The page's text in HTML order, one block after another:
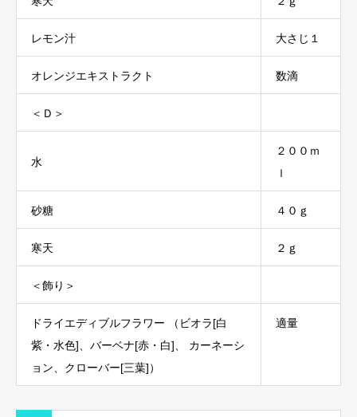
レモン汁 大さじ１
オレンジエキストラクト 数滴
＜Ｄ＞
水
２００ｍ
ｌ
砂糖 ４０ｇ
寒天 ２ｇ
＜飾り＞
ドライエディブルフラワー （ビオラ[白
紫・水色]、バーベナ[赤・白]、 カーネーシ
ョン、クローバー[三葉]）
適量